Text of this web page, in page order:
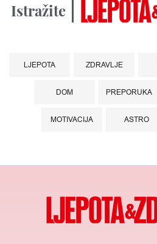
Istražite
LJEPOTA ZDRAVLJE
DOM PREPORUKA
MOTIVACIJA ASTRO